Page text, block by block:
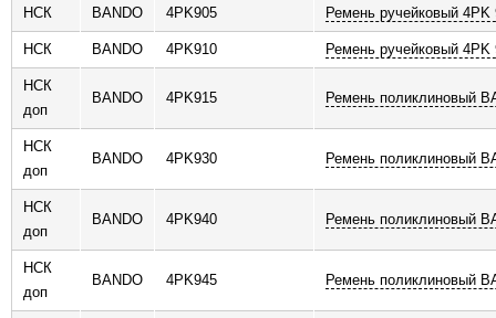
НСК BANDO 4PK905 Ремень ручейковый 4PK
НСК BANDO 4PK910 Ремень ручейковый 4PK
НСК
доп
BANDO 4PK915 Ремень поликлиновый
НСК
доп
BANDO 4PK930 Ремень поликлиновый
НСК
доп
BANDO 4PK940 Ремень поликлиновый
НСК
доп
BANDO 4PK945 Ремень поликлиновый